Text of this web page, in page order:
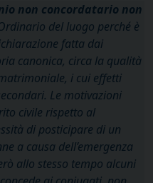
non concordatario non
del luogo perché è
fatta dai
canonica, circa la qualità
i cui effetti
Le motivazioni
civile rispetto al
di posticipare di un
a causa dell’emergenza
allo stesso tempo alcuni